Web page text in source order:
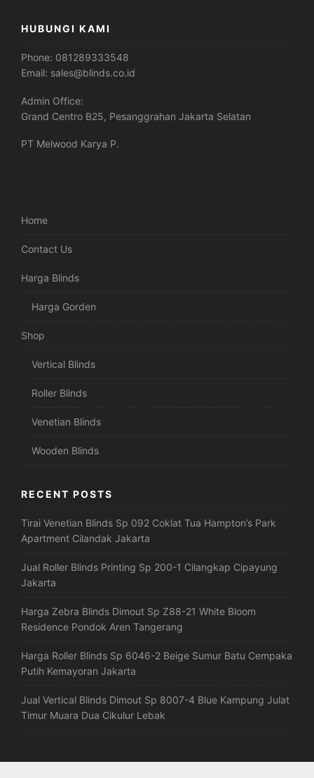
HUBUNGI KAMI
Phone: 081289333548
Email: sales@blinds.co.id
Admin Office:
Grand Centro B25, Pesanggrahan Jakarta Selatan
PT Melwood Karya P.
Home
Contact Us
Harga Blinds
Harga Gorden
Shop
Vertical Blinds
Roller Blinds
Venetian Blinds
Wooden Blinds
RECENT POSTS
Tirai Venetian Blinds Sp 092 Coklat Tua Hampton’s Park
Apartment Cilandak Jakarta
Jual Roller Blinds Printing Sp 200-1 Cilangkap Cipayung
Jakarta
Harga Zebra Blinds Dimout Sp Z88-21 White Bloom
Residence Pondok Aren Tangerang
Harga Roller Blinds Sp 6046-2 Beige Sumur Batu Cempaka
Putih Kemayoran Jakarta
Jual Vertical Blinds Dimout Sp 8007-4 Blue Kampung Julat
Timur Muara Dua Cikulur Lebak